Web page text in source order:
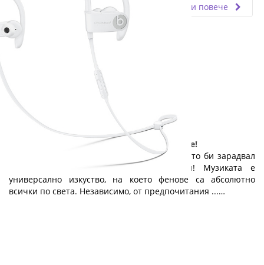
Прочети повече
Малък дар с голяма стойност: слушалките!
Ето един чудесен и достъпен подарък, който би зарадвал
всеки абитуриент: качествени слушалки! Музиката е
универсално изкуство, на което фенове са абсолютно
всички по света. Независимо, от предпочитания ...…